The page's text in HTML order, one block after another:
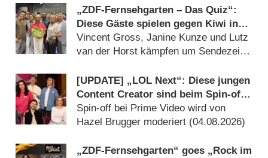
„ZDF-Fernsehgarten – Das Quiz“:
Diese Gäste spielen gegen Kiwi in
der Sonderfolge am 9. August 2026
Vincent Gross, Janine Kunze und Lutz
van der Horst kämpfen um Sendezeit
[UPDATE] „LOL Next“: Diese jungen
Content Creator sind beim Spin-off
mit dabei
Spin-off bei Prime Video wird von
Hazel Brugger moderiert (04.08.2026)
„ZDF-Fernsehgarten“ goes „Rock im